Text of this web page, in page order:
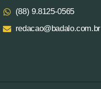
(88) 9.8125‑0565‬
redacao@badalo.com.br